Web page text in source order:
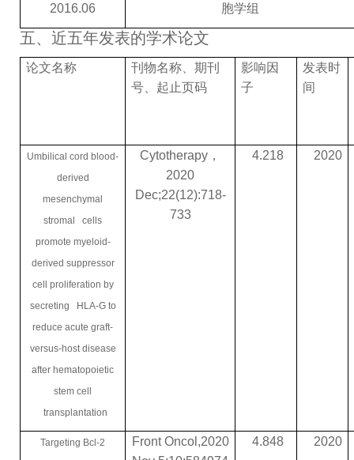
2016.06
胞学组
五、近五年发表的学术论文
论文名称
刊物名称、期刊
号、起止页码
影响因
子
发表时
间
Umbilical cord blood-
derived
mesenchymal
stromal cells
promote myeloid-
derived suppressor
cell proliferation by
secreting HLA-G to
reduce acute graft-
versus-host disease
after hematopoietic
stem cell
transplantation
Cytotherapy ，
2020
Dec;22(12):718-
733
4.218 2020
Targeting Bcl-2
Front Oncol,2020
4.848 2020